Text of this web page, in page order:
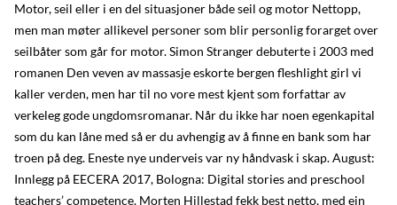
Motor, seil eller i en del situasjoner både seil og motor Nettopp,
men man møter allikevel personer som blir personlig forarget over
seilbåter som går for motor. Simon Stranger debuterte i 2003 med
romanen Den veven av massasje eskorte bergen fleshlight girl vi
kaller verden, men har til no vore mest kjent som forfattar av
verkeleg gode ungdomsromanar. Når du ikke har noen egenkapital
som du kan låne med så er du avhengig av å finne en bank som har
troen på deg. Eneste nye underveis var ny håndvask i skap. August:
Innlegg på EECERA 2017, Bologna: Digital stories and preschool
teachers’ competence. Morten Hillestad fekk best netto, med ein